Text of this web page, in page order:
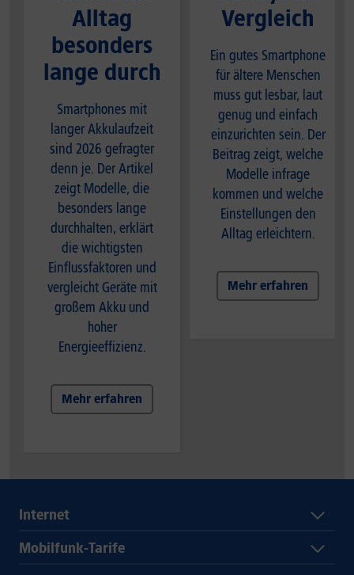
Alltag
besonders
lange durch
Smartphones mit
langer Akkulaufzeit
sind 2026 gefragter
denn je. Der Artikel
zeigt Modelle, die
besonders lange
durchhalten, erklärt
die wichtigsten
Einflussfaktoren und
vergleicht Geräte mit
großem Akku und
hoher
Energieeffizienz.
Mehr erfahren
Vergleich
Ein gutes Smartphone
für ältere Menschen
muss gut lesbar, laut
genug und einfach
einzurichten sein. Der
Beitrag zeigt, welche
Modelle infrage
kommen und welche
Einstellungen den
Alltag erleichtern.
Mehr erfahren
Internet
Mobilfunk-Tarife